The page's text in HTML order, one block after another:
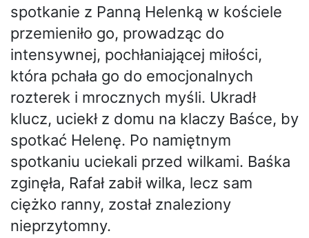
spotkanie z Panną Helenką w kościele
przemieniło go, prowadząc do
intensywnej, pochłaniającej miłości,
która pchała go do emocjonalnych
rozterek i mrocznych myśli. Ukradł
klucz, uciekł z domu na klaczy Baśce, by
spotkać Helenę. Po namiętnym
spotkaniu uciekali przed wilkami. Baśka
zginęła, Rafał zabił wilka, lecz sam
ciężko ranny, został znaleziony
nieprzytomny.